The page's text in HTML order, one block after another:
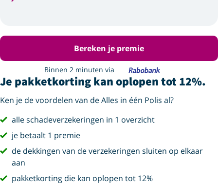
Bereken je premie
Binnen 2 minuten via
Je pakketkorting kan oplopen tot 12%.
Ken je de voordelen van de Alles in één Polis al?
vink
alle schadeverzekeringen in 1 overzicht
vink
je betaalt 1 premie
vink
de dekkingen van de verzekeringen sluiten op elkaar
aan
vink
pakketkorting die kan oplopen tot 12%